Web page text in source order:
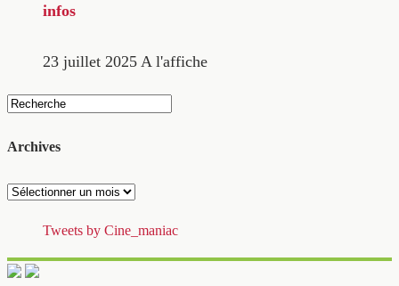
infos
23 juillet 2025 A l'affiche
Archives
Archives
Tweets by Cine_maniac